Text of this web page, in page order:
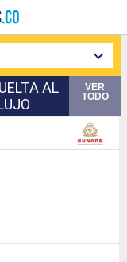
VER
TODO